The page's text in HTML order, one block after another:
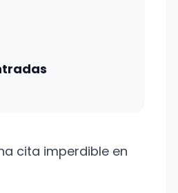
cita imperdible en